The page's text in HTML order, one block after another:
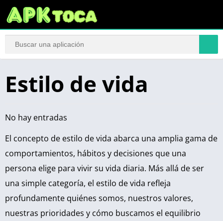
Estilo de vida
No hay entradas
El concepto de estilo de vida abarca una amplia gama de
comportamientos, hábitos y decisiones que una
persona elige para vivir su vida diaria. Más allá de ser
una simple categoría, el estilo de vida refleja
profundamente quiénes somos, nuestros valores,
nuestras prioridades y cómo buscamos el equilibrio